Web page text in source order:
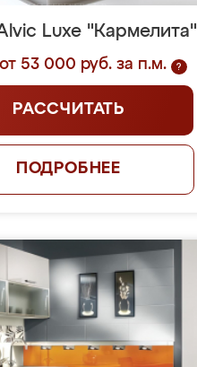
Luxe "Кармелита"
53 000 руб. за п.м. ?
РАССЧИТАТЬ
ПОДРОБНЕЕ